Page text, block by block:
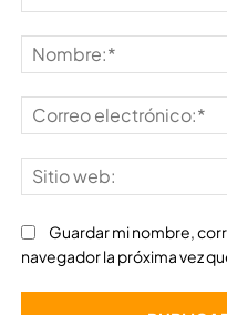
Guardar mi nombre,
navegador la próxima vez